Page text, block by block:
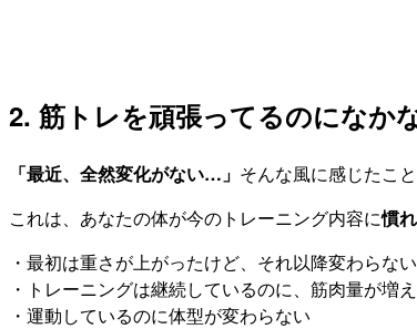
2. 筋トレを頑張ってるのになか
「最近、全然変化がない…」 そんな風に感じたこ
これは、あなたの体が今のトレーニング内容に慣
・最初は重さが上がったけど、それ以降変わらない
・トレーニングは継続しているのに、筋肉量が増
・運動しているのに体型が変わらない